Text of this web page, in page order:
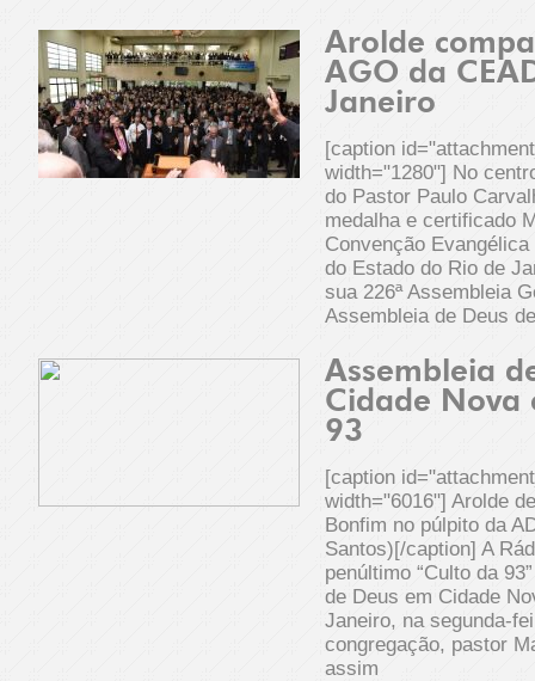
Arolde
AGO da
Janeiro
[caption
width="1280"] No
do Pastor Paulo
medalha e certificado
Convenção
do Estado do Rio de
sua 226ª Assembleia
Assembleia de Deus
Assembleia
Cidade Nova
93
[caption
width="6016"] Arolde
Bonfim no púlpito da
Santos)[/caption] A
penúltimo “Culto da
de Deus em Cidade
Janeiro, na segunda-
congregação, pastor
assim